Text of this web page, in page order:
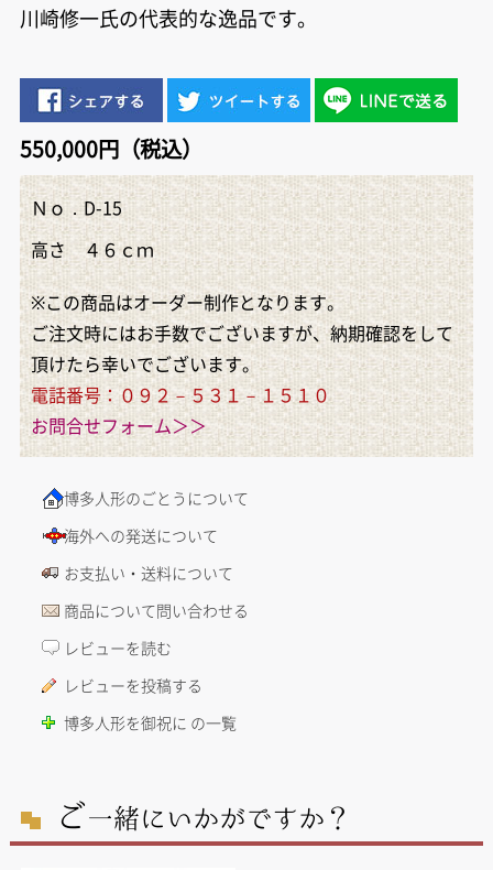
川崎修一氏の代表的な逸品です。
550,000円（税込）
Ｎｏ．D-15
高さ ４６ｃｍ
※この商品はオーダー制作となります。
ご注文時にはお手数でございますが、納期確認をして
頂けたら幸いでございます。
電話番号：０９２－５３１－１５１０
お問合せフォーム＞＞
博多人形のごとうについて
海外への発送について
お支払い・送料について
商品について問い合わせる
レビューを読む
レビューを投稿する
博多人形を御祝に の一覧
ご一緒にいかがですか？